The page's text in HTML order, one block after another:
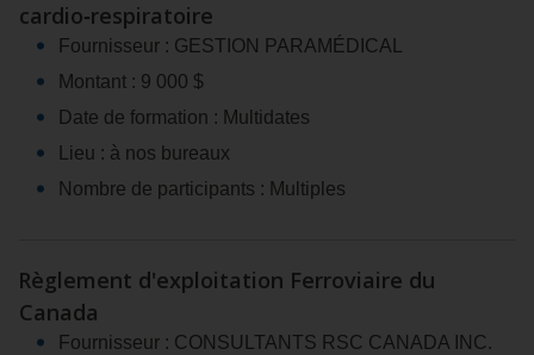
cardio‑respiratoire
Fournisseur : GESTION PARAMÉDICAL
Montant : 9 000 $
Date de formation : Multidates
Lieu : à nos bureaux
Nombre de participants : Multiples
Règlement d'exploitation Ferroviaire du
Canada
Fournisseur : CONSULTANTS RSC CANADA INC.